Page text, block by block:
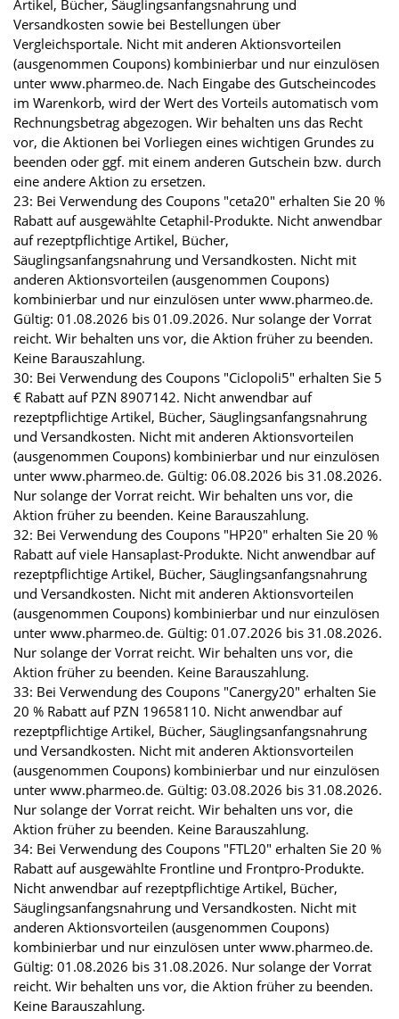
Artikel, Bücher, Säuglingsanfangsnahrung und
Versandkosten sowie bei Bestellungen über
Vergleichsportale. Nicht mit anderen Aktionsvorteilen
(ausgenommen Coupons) kombinierbar und nur einzulösen
unter www.pharmeo.de. Nach Eingabe des Gutscheincodes
im Warenkorb, wird der Wert des Vorteils automatisch vom
Rechnungsbetrag abgezogen. Wir behalten uns das Recht
vor, die Aktionen bei Vorliegen eines wichtigen Grundes zu
beenden oder ggf. mit einem anderen Gutschein bzw. durch
eine andere Aktion zu ersetzen.
23: Bei Verwendung des Coupons "ceta20" erhalten Sie 20 %
Rabatt auf ausgewählte Cetaphil-Produkte. Nicht anwendbar
auf rezeptpflichtige Artikel, Bücher,
Säuglingsanfangsnahrung und Versandkosten. Nicht mit
anderen Aktionsvorteilen (ausgenommen Coupons)
kombinierbar und nur einzulösen unter www.pharmeo.de.
Gültig: 01.08.2026 bis 01.09.2026. Nur solange der Vorrat
reicht. Wir behalten uns vor, die Aktion früher zu beenden.
Keine Barauszahlung.
30: Bei Verwendung des Coupons "Ciclopoli5" erhalten Sie 5
€ Rabatt auf PZN 8907142. Nicht anwendbar auf
rezeptpflichtige Artikel, Bücher, Säuglingsanfangsnahrung
und Versandkosten. Nicht mit anderen Aktionsvorteilen
(ausgenommen Coupons) kombinierbar und nur einzulösen
unter www.pharmeo.de. Gültig: 06.08.2026 bis 31.08.2026.
Nur solange der Vorrat reicht. Wir behalten uns vor, die
Aktion früher zu beenden. Keine Barauszahlung.
32: Bei Verwendung des Coupons "HP20" erhalten Sie 20 %
Rabatt auf viele Hansaplast-Produkte. Nicht anwendbar auf
rezeptpflichtige Artikel, Bücher, Säuglingsanfangsnahrung
und Versandkosten. Nicht mit anderen Aktionsvorteilen
(ausgenommen Coupons) kombinierbar und nur einzulösen
unter www.pharmeo.de. Gültig: 01.07.2026 bis 31.08.2026.
Nur solange der Vorrat reicht. Wir behalten uns vor, die
Aktion früher zu beenden. Keine Barauszahlung.
33: Bei Verwendung des Coupons "Canergy20" erhalten Sie
20 % Rabatt auf PZN 19658110. Nicht anwendbar auf
rezeptpflichtige Artikel, Bücher, Säuglingsanfangsnahrung
und Versandkosten. Nicht mit anderen Aktionsvorteilen
(ausgenommen Coupons) kombinierbar und nur einzulösen
unter www.pharmeo.de. Gültig: 03.08.2026 bis 31.08.2026.
Nur solange der Vorrat reicht. Wir behalten uns vor, die
Aktion früher zu beenden. Keine Barauszahlung.
34: Bei Verwendung des Coupons "FTL20" erhalten Sie 20 %
Rabatt auf ausgewählte Frontline und Frontpro-Produkte.
Nicht anwendbar auf rezeptpflichtige Artikel, Bücher,
Säuglingsanfangsnahrung und Versandkosten. Nicht mit
anderen Aktionsvorteilen (ausgenommen Coupons)
kombinierbar und nur einzulösen unter www.pharmeo.de.
Gültig: 01.08.2026 bis 31.08.2026. Nur solange der Vorrat
reicht. Wir behalten uns vor, die Aktion früher zu beenden.
Keine Barauszahlung.